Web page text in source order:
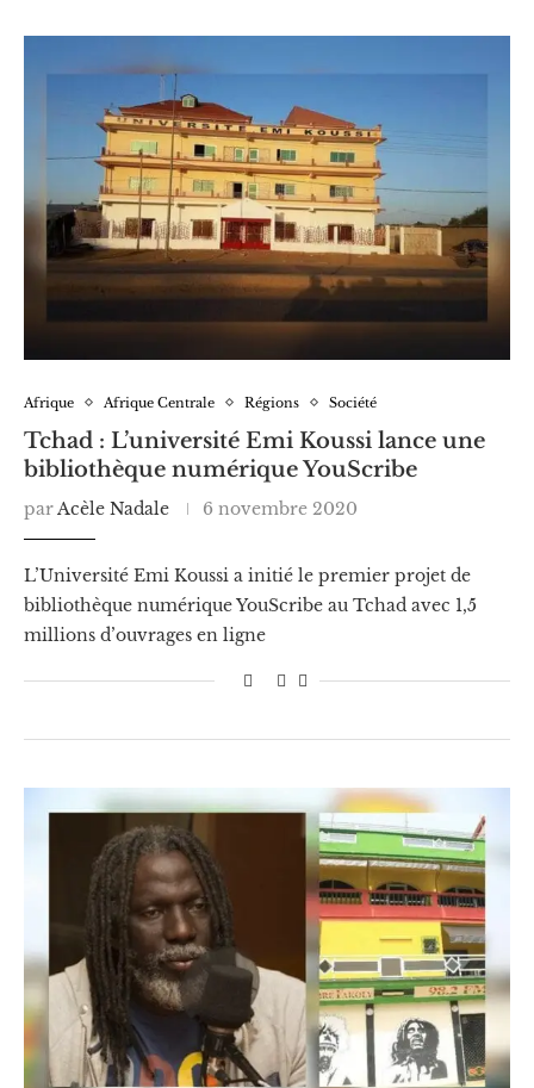
Afrique Afrique Centrale Régions Société
Tchad : L’université Emi Koussi lance une
bibliothèque numérique YouScribe
parAcèle Nadale 6 novembre 2020
L’Université Emi Koussi a initié le premier projet de
bibliothèque numérique YouScribe au Tchad avec 1,5
millions d’ouvrages en ligne